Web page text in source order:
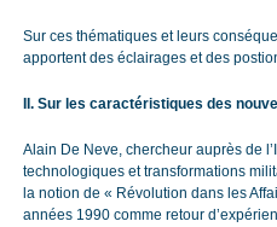
Sur ces thématiques et leurs
apportent des éclairages et des
II. Sur les caractéristiques des
Alain De Neve, chercheur auprès de
technologiques et transformations
la notion de « Révolution dans les
années 1990 comme retour